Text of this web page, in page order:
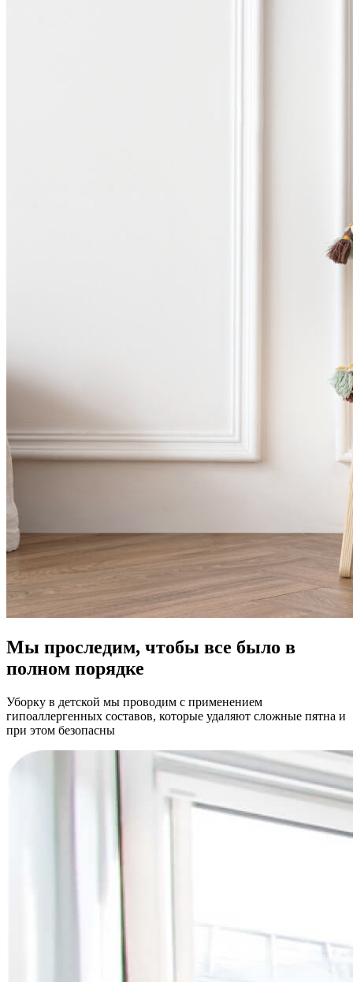
Мы проследим, чтобы все было в
полном порядке
Уборку в детской мы проводим с применением
гипоаллергенных составов, которые удаляют сложные пятна и
при этом безопасны